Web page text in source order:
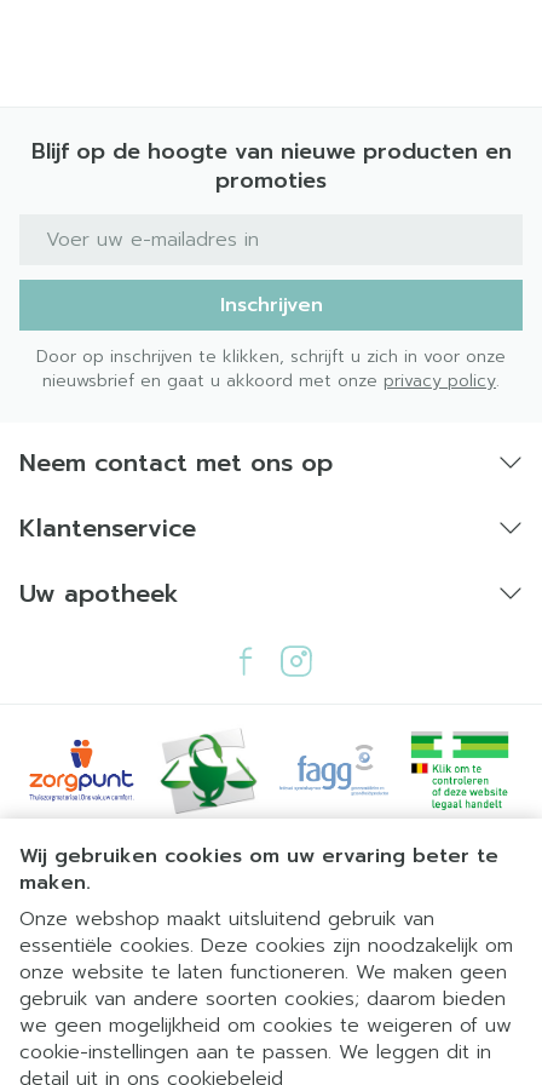
Wij gebruiken cookies om uw ervaring beter te
maken.
Onze webshop maakt uitsluitend gebruik van
essentiële cookies. Deze cookies zijn noodzakelijk om
onze website te laten functioneren. We maken geen
gebruik van andere soorten cookies; daarom bieden
we geen mogelijkheid om cookies te weigeren of uw
cookie-instellingen aan te passen. We leggen dit in
detail uit in ons cookiebeleid
Blijf op de hoogte van nieuwe producten en
promoties
E-mail adres
Inschrijven
Door op inschrijven te klikken, schrijft u zich in voor onze
nieuwsbrief en gaat u akkoord met onze privacy policy.
Neem contact met ons op
Klantenservice
Uw apotheek
Juridische links